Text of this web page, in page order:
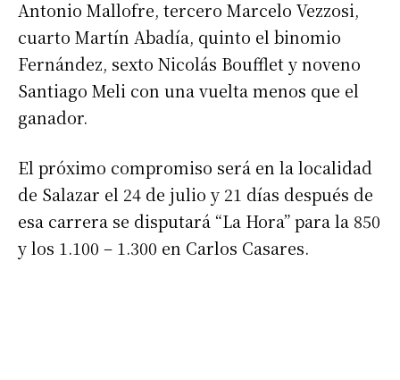
Antonio Mallofre, tercero Marcelo Vezzosi,
cuarto Martín Abadía, quinto el binomio
Fernández, sexto Nicolás Boufflet y noveno
Santiago Meli con una vuelta menos que el
ganador.
El próximo compromiso será en la localidad
de Salazar el 24 de julio y 21 días después de
esa carrera se disputará “La Hora” para la 850
y los 1.100 – 1.300 en Carlos Casares.